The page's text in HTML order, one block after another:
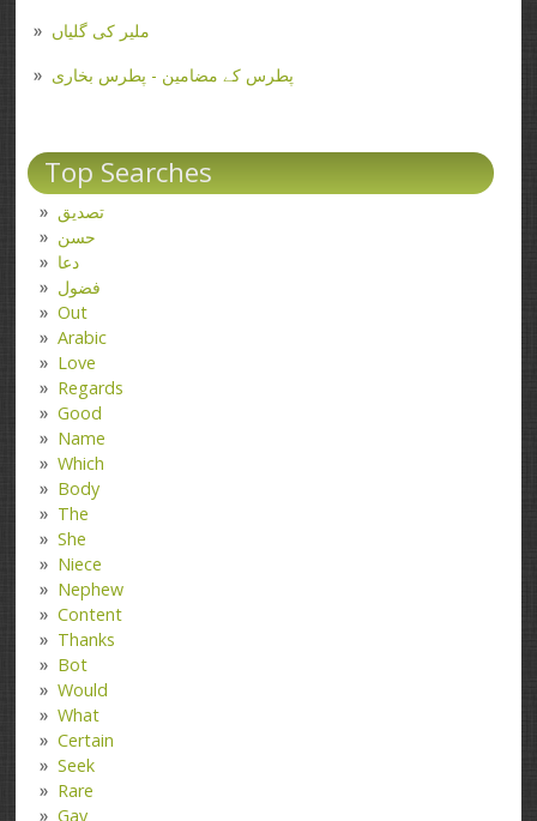
ملیر کی گلیاں
پطرس کے مضامین - پطرس بخاری
Top Searches
تصدیق
حسن
دعا
فضول
Out
Arabic
Love
Regards
Good
Name
Which
Body
The
She
Niece
Nephew
Content
Thanks
Bot
Would
What
Certain
Seek
Rare
Gay